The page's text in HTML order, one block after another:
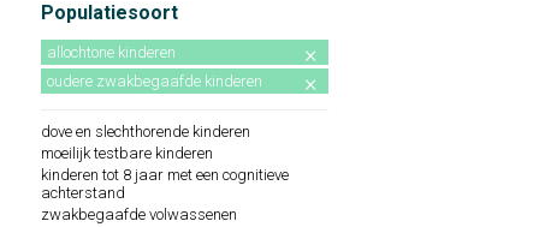
Abonneren
Populatiesoort
allochtone kinderen
oudere zwakbegaafde kinderen
dove en slechthorende kinderen
moeilijk testbare kinderen
kinderen tot 8 jaar met een cognitieve
achterstand
zwakbegaafde volwassenen